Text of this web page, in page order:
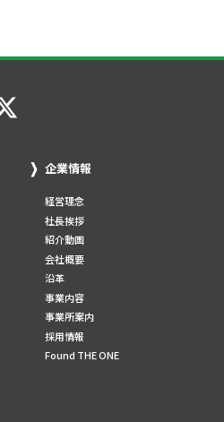
企業情報
経営理念
社長挨拶
紹介動画
会社概要
沿革
事業内容
事業所案内
採用情報
Found THE ONE